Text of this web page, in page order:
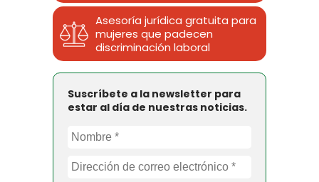
Asesoría jurídica gratuita para
mujeres que padecen
discriminación laboral
Suscríbete a la newsletter para
estar al día de nuestras noticias.